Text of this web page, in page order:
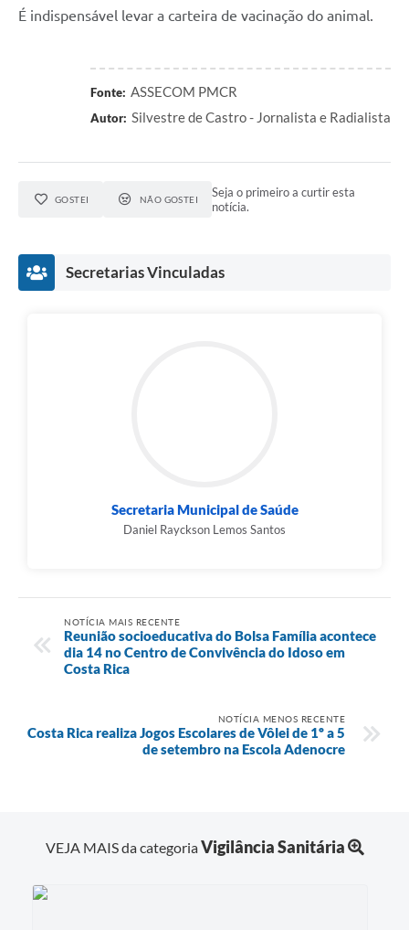
É indispensável levar a carteira de vacinação do animal.
Fonte: ASSECOM PMCR
Autor: Silvestre de Castro - Jornalista e Radialista
GOSTEI NÃO GOSTEI
Seja o primeiro a curtir esta
notícia.
Secretarias Vinculadas
Secretaria Municipal de Saúde
Daniel Rayckson Lemos Santos
NOTÍCIA MAIS RECENTE
Reunião socioeducativa do Bolsa Família acontece
dia 14 no Centro de Convivência do Idoso em
Costa Rica
NOTÍCIA MENOS RECENTE
Costa Rica realiza Jogos Escolares de Vôlei de 1º a 5
de setembro na Escola Adenocre
VEJA MAIS da categoriaVigilância Sanitária